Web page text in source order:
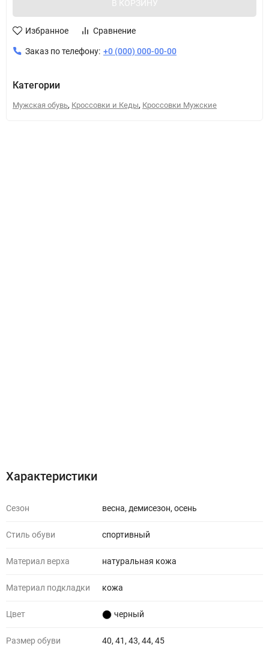
В КОРЗИНУ
Избранное Сравнение
Заказ по телефону: +0 (000) 000-00-00
Категории
Мужская обувь, Кроссовки и Кеды, Кроссовки Мужские
Характеристики
Сезон весна, демисезон, осень
Стиль обуви спортивный
Материал верха натуральная кожа
Материал подкладки кожа
Цвет черный
Размер обуви 40, 41, 43, 44, 45